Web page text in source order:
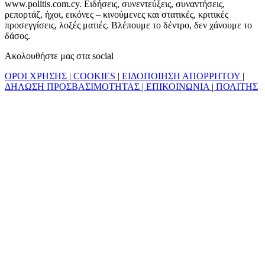
www.politis.com.cy. Ειδήσεις, συνεντεύξεις, συναντήσεις,
ρεπορτάζ, ήχοι, εικόνες – κινούμενες και στατικές, κριτικές
προσεγγίσεις, λοξές ματιές. Βλέπουμε το δέντρο, δεν χάνουμε το
δάσος.
Ακολουθήστε μας στα social
ΟΡΟΙ ΧΡΗΣΗΣ | COOKIES | ΕΙΔΟΠΟΙΗΣΗ ΑΠΟΡΡΗΤΟΥ |
ΔΗΛΩΣΗ ΠΡΟΣΒΑΣΙΜΟΤΗΤΑΣ | ΕΠΙΚΟΙΝΩΝΙΑ | ΠΟΛΙΤΗΣ